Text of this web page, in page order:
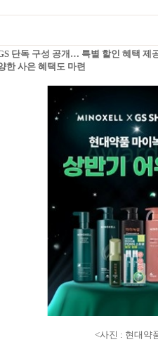
단독 구성 공개… 특별 할인 혜택 제
한 사은 혜택도 마련
<사진 : 현대약